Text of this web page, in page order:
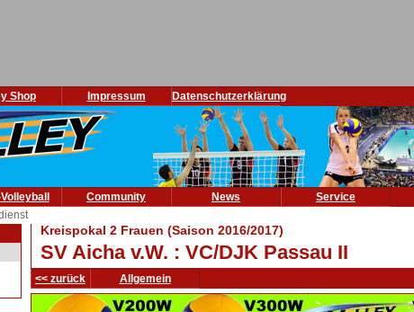
Shop Impressum Datenschutzerklärung
Community News
Service
Kreispokal 2 Frauen (Saison 2016/2017)
SV Aicha v.W. : VC/DJK Passau II
<< zurück Allgemein